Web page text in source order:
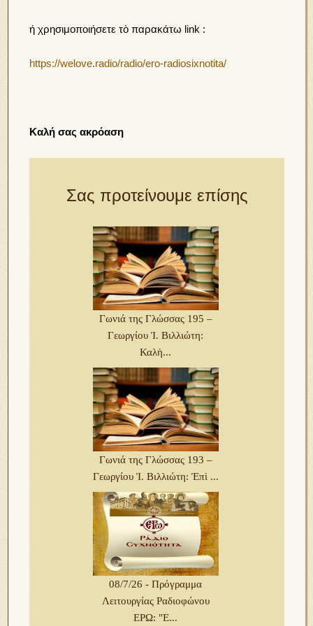
ή χρησιμοποιήσετε τὸ παρακάτω link :
https://welove.radio/radio/ero-radiosixnotita/
Καλή σας ακρόαση
Σας προτείνουμε επίσης
Γωνιά της Γλώσσας 195 –
Γεωργίου Ἰ. Βιλλιώτη:
Καλὴ...
Γωνιά της Γλώσσας 193 –
Γεωργίου Ἰ. Βιλλιώτη: Ἐπὶ ...
08/7/26 - Πρόγραμμα
Λειτουργίας Ραδιοφώνου
ΕΡΩ: "Ε...